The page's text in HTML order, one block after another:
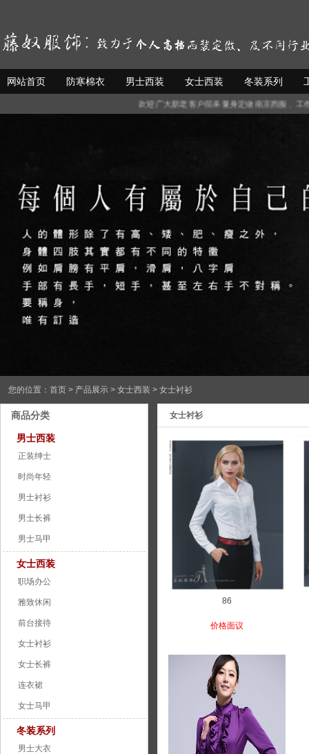
网站首页 防寒棉衣 男士西装 女士西装 冬装系列
欢迎广大新老客户前来量身定做南京西服、工作
您的位置： 首页 > 产品展示 > 女士西装 > 女士衬衫
商品分类
男士西装
正装绅士
时尚年轻
男士衬衫
男士长裤
男士马甲
女士西装
职场办公
雅致休闲
前台接待
女士衬衫
女士长裤
连衣裙
女士马甲
冬装系列
男士大衣
女士衬衫
86
价格面议